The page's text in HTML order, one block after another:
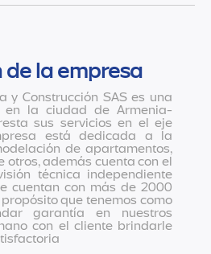
la empresa
y Construcción SAS es una
en la ciudad de Armenia-
sus servicios en el eje
está dedicada a la
de apartamentos,
otros, además cuenta con el
técnica independiente
cuentan con más de 2000
que tenemos como
garantía en nuestros
con el cliente brindarle